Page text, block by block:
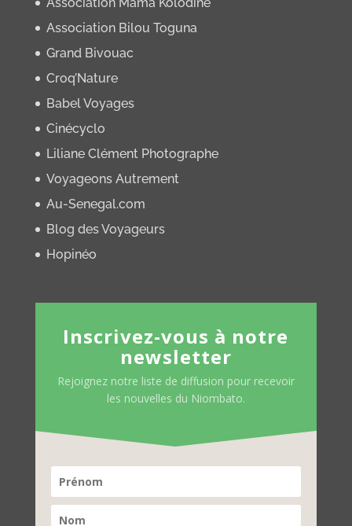
Association Bilou Toguna
Grand Bivouac
Croq’Nature
Babel Voyages
Cinécyclo
Liliane Clément Photographe
Voyageons Autrement
Au-Senegal.com
Blog des Voyageurs
Hopinéo
Inscrivez-vous à notre
newsletter
Rejoignez notre liste de diffusion pour recevoir
les nouvelles du Niombato.